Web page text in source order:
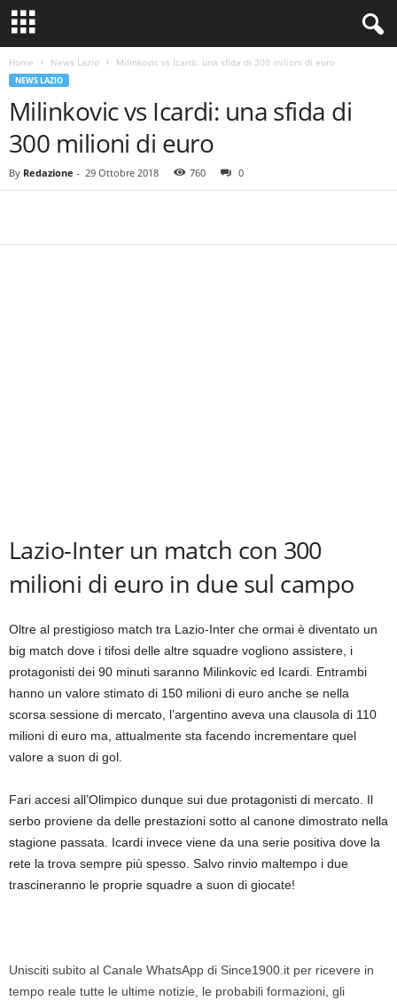
Home News Lazio Milinkovic vs Icardi: una sfida di 300 milioni di euro
NEWS LAZIO
Milinkovic vs Icardi: una sfida di
300 milioni di euro
By Redazione - 29 Ottobre 2018 760 0
Lazio-Inter un match con 300
milioni di euro in due sul campo
Oltre al prestigioso match tra Lazio-Inter che ormai è diventato un
big match dove i tifosi delle altre squadre vogliono assistere, i
protagonisti dei 90 minuti saranno Milinkovic ed Icardi. Entrambi
hanno un valore stimato di 150 milioni di euro anche se nella
scorsa sessione di mercato, l’argentino aveva una clausola di 110
milioni di euro ma, attualmente sta facendo incrementare quel
valore a suon di gol.
Fari accesi all’Olimpico dunque sui due protagonisti di mercato. Il
serbo proviene da delle prestazioni sotto al canone dimostrato nella
stagione passata. Icardi invece viene da una serie positiva dove la
rete la trova sempre più spesso. Salvo rinvio maltempo i due
trascineranno le proprie squadre a suon di giocate!
Unisciti subito al Canale WhatsApp di Since1900.it per ricevere in
tempo reale tutte le ultime notizie, le probabili formazioni, gli